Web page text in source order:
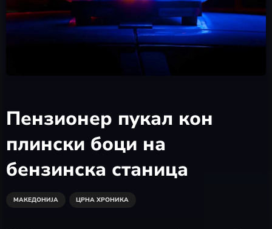
Пензионер пукал кон
плински боци на
бензинска станица
МАКЕДОНИЈА ЦРНА ХРОНИКА